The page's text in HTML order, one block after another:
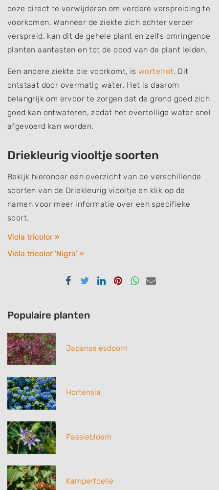
deze direct te verwijderen om verdere verspreiding te
voorkomen. Wanneer de ziekte zich echter verder
verspreid, kan dit de gehele plant en zelfs omringende
planten aantasten en tot de dood van de plant leiden.
Een andere ziekte die voorkomt, is wortelrot. Dit
ontstaat door overmatig water. Het is daarom
belangrijk om ervoor te zorgen dat de grond goed zich
goed kan ontwateren, zodat het overtollige water snel
afgevoerd kan worden.
Driekleurig viooltje soorten
Bekijk hieronder een overzicht van de verschillende
soorten van de Driekleurig viooltje en klik op de
namen voor meer informatie over een specifieke
soort.
Viola tricolor »
Viola tricolor 'Nigra' »
DelenDelenDelenDelenDelenDelen
Populaire planten
Japanse esdoorn
Hortensia
Passiebloem
Kamperfoelie